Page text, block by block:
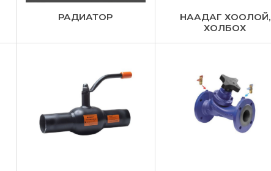
РАДИАТОР
НААДАГ ХООЛОЙ,
ХОЛБОХ